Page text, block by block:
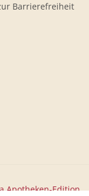
Barrierefreiheit
Apotheken-Edition